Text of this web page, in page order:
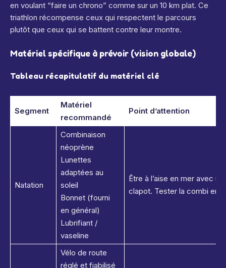
en voulant “faire un chrono” comme sur un 10 km plat. Ce
triathlon récompense ceux qui respectent le parcours
plutôt que ceux qui se battent contre leur montre.
Matériel spécifique à prévoir (vision globale)
Tableau récapitulatif du matériel clé
Segment
Matériel
recommandé
Point d’attention
Natation
Combinaison
néoprène
Lunettes
adaptées au
soleil
Bonnet (fourni
en général)
Lubrifiant /
vaseline
Être à l’aise en mer avec
clapot. Tester la combi en
Vélo de route
réglé et fiabilisé